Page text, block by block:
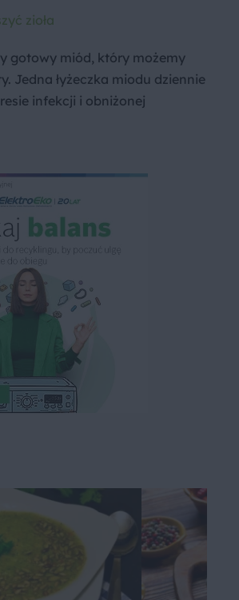
zioła
gotowy miód, który możemy
Jedna łyżeczka miodu dziennie
infekcji i obniżonej